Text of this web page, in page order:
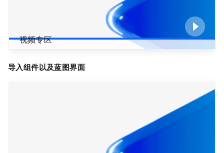
视频专区
导入组件以及蓝图界面